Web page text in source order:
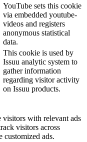
YouTube sets this cookie
via embedded youtube-
videos and registers
anonymous statistical
data.
This cookie is used by
Issuu analytic system to
gather information
regarding visitor activity
on Issuu products.
visitors with relevant ads
visitors across
customized ads.